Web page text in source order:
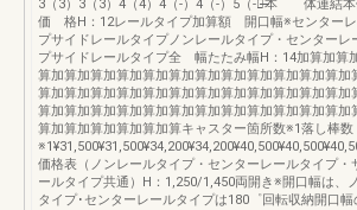
3（3）3（3）4（4）4（-）4（-）5（-）̶̶̶̶̶̶本 体連結
価 格H：12レールタイプ加算額 開口幅※センターレ
プサイドレールタイプノンレールタイプ・センターレ
プサイドレールタイプ全 幅たたみ幅H：14加算加算
算加算加算加算加算加算加算加算加算加算加算加算加
算加算加算加算加算加算加算加算加算加算加算加算加
算加算加算加算加算加算加算加算加算加算加算加算加
算加算加算加算加算加算キャスター箇所数※1落し棒数
価格表（ノンレールタイプ・センターレールタイプ・
ールタイプ共通）H：1,250/1,450両開き※開口幅は、
タイプ･センターレールタイプは180゜回転収納開口